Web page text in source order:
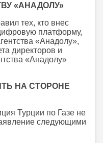
«АНАДОЛУ»
тех, кто внес
платформу,
«Анадолу»,
директоров и
«Анадолу»
НА СТОРОНЕ
Турции по Газе не
следующими